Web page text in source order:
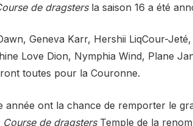
de dragstersla saison 16 a été
Geneva Karr, Hershii LiqCour-Jeté,
Love Dion, Nymphia Wind, Plane
toutes pour la Couronne.
année ont la chance de remporter le
Course de dragstersTemple de la